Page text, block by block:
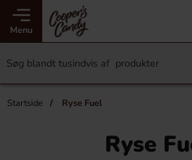
Menu
Startside Ryse Fuel
Ryse